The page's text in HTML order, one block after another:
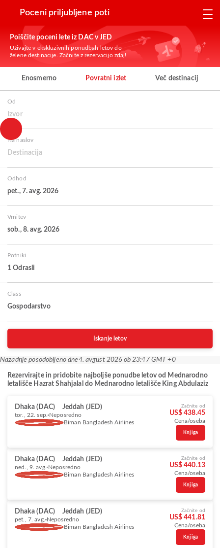
Poceni priljubljene poti
Poiščite poceni lete iz DAC v JED
Uživajte v ekskluzivnih ponudbah letov do
želene destinacije. Začnite z rezervacijo zdaj!
Enosmerno Povratni izlet Več destinacij
Od
Izvor
Na naslov
Destinacija
Odhod
pet., 7. avg. 2026
Vrnitev
sob., 8. avg. 2026
Potniki
1 Odrasli
Class
Gospodarstvo
Iskanje letov
Nazadnje posodobljeno dne4. avgust 2026 ob 23:47 GMT +0
Rezervirajte in pridobite najboljše ponudbe letov od Mednarodno
letališče Hazrat Shahjalal do Mednarodno letališče King Abdulaziz
Dhaka (DAC) Jeddah (JED)
tor., 22. sep. Neposredno
Biman Bangladesh Airlines
Začnite od
US$ 438.45
Cena/oseba
Knjiga
Dhaka (DAC) Jeddah (JED)
ned., 9. avg. Neposredno
Biman Bangladesh Airlines
Začnite od
US$ 440.13
Cena/oseba
Knjiga
Dhaka (DAC) Jeddah (JED)
pet., 7. avg. Neposredno
Biman Bangladesh Airlines
Začnite od
US$ 441.81
Cena/oseba
Knjiga